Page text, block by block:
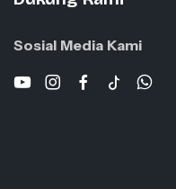
Sosial Media Kami